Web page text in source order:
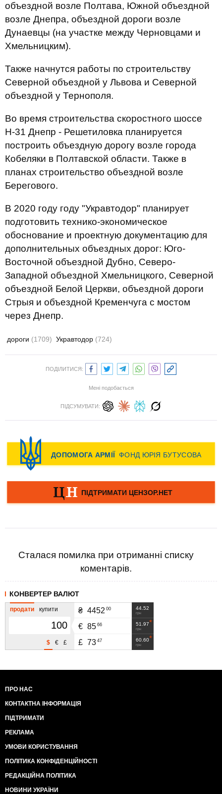
объездной возле Полтава, Южной объездной
возле Днепра, объездной дороги возле
Дунаевцы (на участке между Черновцами и
Хмельницким).
Также начнутся работы по строительству
Северной объездной у Львова и Северной
объездной у Тернополя.
Во время строительства скоростного шоссе
Н-31 Днепр - Решетиловка планируется
построить объездную дорогу возле города
Кобеляки в Полтавской области. Также в
планах строительство объездной возле
Берегового.
В 2020 году году "Укравтодор" планирует
подготовить технико-экономическое
обоснование и проектную документацию для
дополнительных объездных дорог: Юго-
Восточной объездной Дубно, Северо-
Западной объездной Хмельницкого, Северной
объездной Белой Церкви, объездной дороги
Стрыя и объездной Кременчуга с мостом
через Днепр.
дороги (1709) Укравтодор (724)
ПОДІЛИТИСЯ:
Мені подобається
ПІДСУМУВАТИ:
Сталася помилка при отриманні списку
коментарів.
КОНВЕРТЕР ВАЛЮТ
продати купити
£
€
$
44.52
грн
₴ 4452 00
51.97
грн
€ 85 66
60.60
грн
£ 73 47
ПРО НАС
КОНТАКТНА ІНФОРМАЦІЯ
ПІДТРИМАТИ
РЕКЛАМА
УМОВИ КОРИСТУВАННЯ
ПОЛІТИКА КОНФІДЕНЦІЙНОСТІ
РЕДАКЦІЙНА ПОЛІТИКА
НОВИНИ УКРАЇНИ